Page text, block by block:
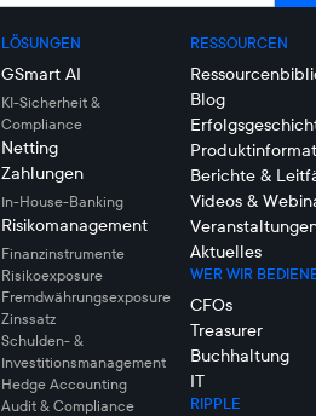
LÖSUNGEN
GSmart AI
KI-Sicherheit &
Compliance
Netting
Zahlungen
In-House-Banking
Risikomanagement
Finanzinstrumente
Risikoexposure
Fremdwährungsexposure
Zinssatz
Schulden- &
Investitionsmanagement
Hedge Accounting
Audit & Compliance
RESSOURCEN
Blog
Berichte &
Videos &
Aktuelles
WER WIR
CFOs
Treasurer
Buchhaltung
IT
RIPPLE